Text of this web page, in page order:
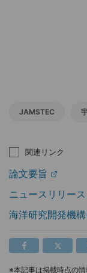
JAMSTEC
関連リンク
論文要旨
ニュースリリース
海洋研究開発機
※本記事は掲載時点の